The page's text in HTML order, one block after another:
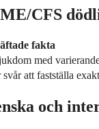
CFS
fakta
med
att fastställa exakt
och